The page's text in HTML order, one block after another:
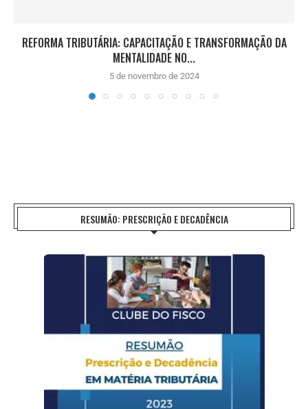
REFORMA TRIBUTÁRIA: CAPACITAÇÃO E TRANSFORMAÇÃO DA
MENTALIDADE NO...
5 de novembro de 2024
RESUMÃO: PRESCRIÇÃO E DECADÊNCIA